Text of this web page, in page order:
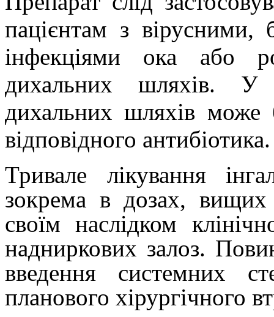
пацієнтам з вірусними,
інфекціями ока або
дихальних шляхів. У
дихальних шляхів може
відповідного антибіотика.
Тривале лікування
зокрема в дозах,
своїм наслідком
надниркових залоз.
введення системних
планового хірургічного